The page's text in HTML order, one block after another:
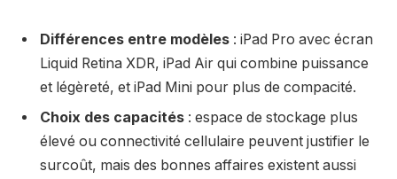
Différences entre modèles : iPad Pro avec écran
Liquid Retina XDR, iPad Air qui combine puissance
et légèreté, et iPad Mini pour plus de compacité.
Choix des capacités : espace de stockage plus
élevé ou connectivité cellulaire peuvent justifier le
surcoût, mais des bonnes affaires existent aussi